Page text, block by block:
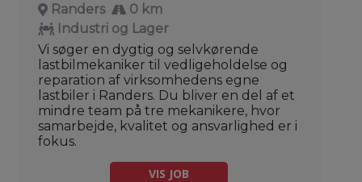
Randers
0 km
Industri og Lager
Vi søger en dygtig og selvkørende
lastbilmekaniker til vedligeholdelse og
reparation af virksomhedens egne
lastbiler i Randers. Du bliver en del af et
mindre team på tre mekanikere, hvor
samarbejde, kvalitet og ansvarlighed er i
fokus.
VIS JOB